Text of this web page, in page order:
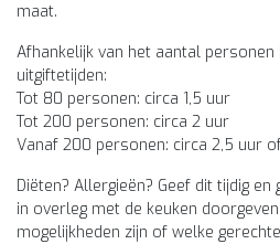
maat.
Afhankelijk van het aantal
uitgiftetijden:
Tot 80 personen: circa 1,5 uur
Tot 200 personen: circa 2 uur
Vanaf 200 personen: circa 2,5 uur
Diëten? Allergieën? Geef dit tijdig
in overleg met de keuken
mogelijkheden zijn of welke